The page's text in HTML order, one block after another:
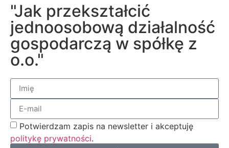
"Jak przekształcić
jednoosobową działalność
gospodarczą w spółkę z
o.o."
Potwierdzam zapis na newsletter i akceptuję
politykę prywatności.